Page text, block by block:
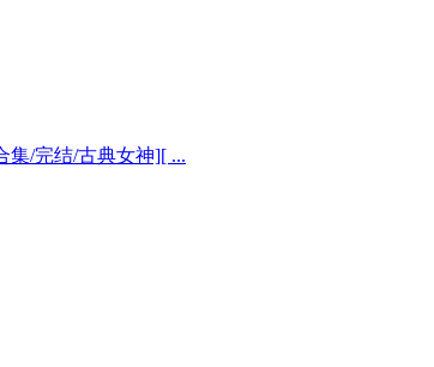
集/完结/古典女神][ ...